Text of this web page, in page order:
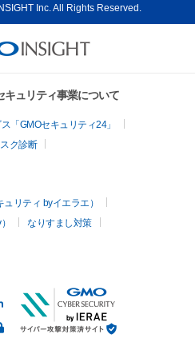
Inc. All Rights Reserved.
キュリティ事業について
「GMOセキュリティ24」
ク診断
リティ byイエラエ）
なりすまし対策